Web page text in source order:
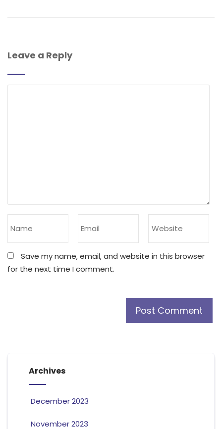
Leave a Reply
Save my name, email, and website in this browser
for the next time I comment.
Archives
December 2023
November 2023